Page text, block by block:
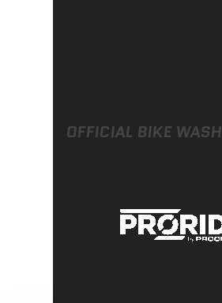
OFFICIAL BIKE WASH